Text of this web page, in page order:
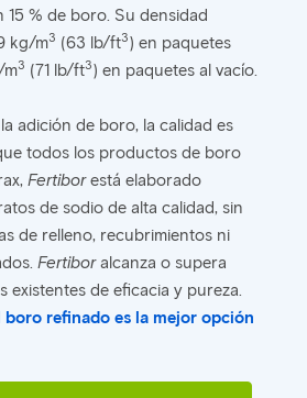
% de boro. Su densidad
kg/m3 (63 lb/ft3) en paquetes
m3 (71 lb/ft3) en paquetes al vacío.
adición de boro, la calidad es
todos los productos de boro
Fertiborestá elaborado
de sodio de alta calidad, sin
de relleno, recubrimientos ni
Fertiboralcanza o supera
existentes de eficacia y pureza.
boro refinado es la mejor opción